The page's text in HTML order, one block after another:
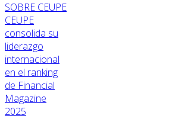
SOBRE CEUPE
CEUPE
consolida su
liderazgo
internacional
en el ranking
de Financial
Magazine
2025